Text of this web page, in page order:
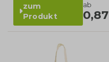
zum
Produkt
ab
0,87